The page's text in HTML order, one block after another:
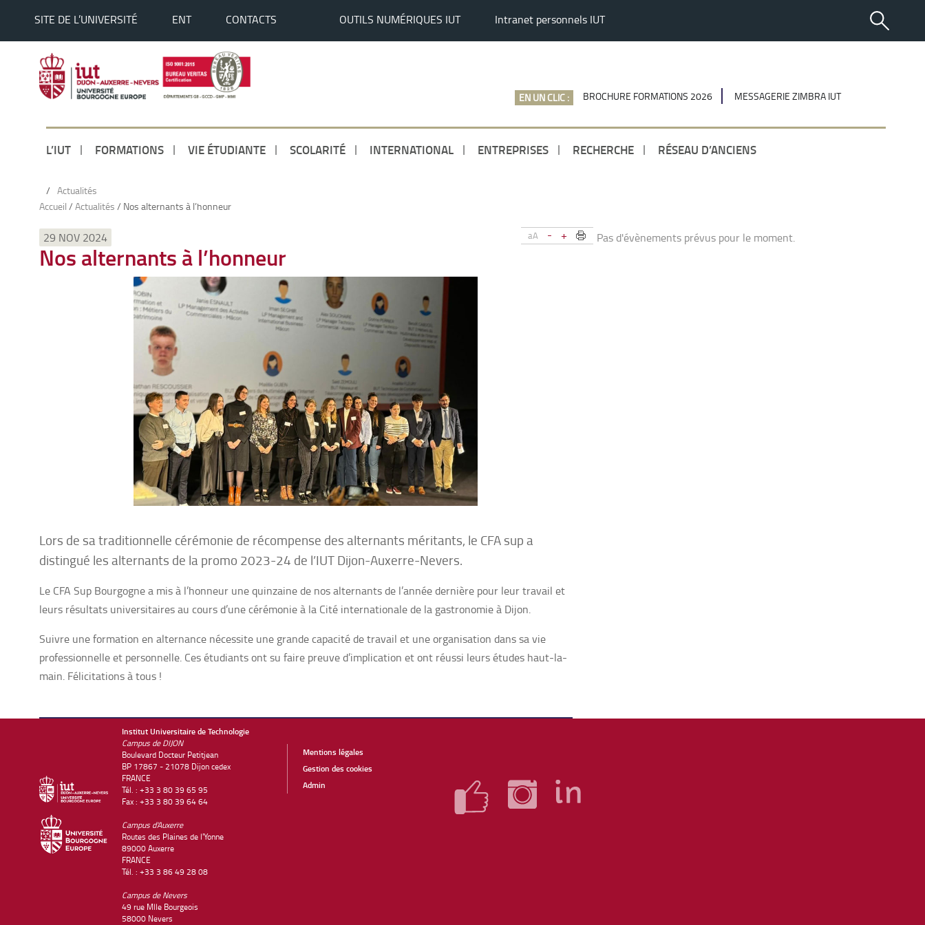
SITE DE L’UNIVERSITÉ ENT CONTACTS OUTILS NUMÉRIQUES IUT Intranet personnels IUT
EN UN CLIC : BROCHURE FORMATIONS 2026 MESSAGERIE ZIMBRA IUT
L’IUT FORMATIONS VIE ÉTUDIANTE SCOLARITÉ INTERNATIONAL ENTREPRISES RECHERCHE RÉSEAU D’ANCIENS
/ Actualités
Accueil / Actualités / Nos alternants à l’honneur
aA - +
29 NOV 2024
Nos alternants à l’honneur
Lors de sa traditionnelle cérémonie de récompense des alternants méritants, le CFA sup a
distingué les alternants de la promo 2023-24 de l’IUT Dijon-Auxerre-Nevers.
Le CFA Sup Bourgogne a mis à l’honneur une quinzaine de nos alternants de l’année dernière pour leur travail et
leurs résultats universitaires au cours d’une cérémonie à la Cité internationale de la gastronomie à Dijon.
Suivre une formation en alternance nécessite une grande capacité de travail et une organisation dans sa vie
professionnelle et personnelle. Ces étudiants ont su faire preuve d’implication et ont réussi leurs études haut-la-
main. Félicitations à tous !
Pas d'évènements prévus pour le moment.
Institut Universitaire de Technologie
Campus de DIJON
Boulevard Docteur Petitjean
BP 17867 - 21078 Dijon cedex
FRANCE
Tél. : +33 3 80 39 65 95
Fax : +33 3 80 39 64 64
Campus d'Auxerre
Routes des Plaines de l'Yonne
89000 Auxerre
FRANCE
Tél. : +33 3 86 49 28 08
Campus de Nevers
49 rue Mlle Bourgeois
58000 Nevers
Mentions légales
Gestion des cookies
Admin